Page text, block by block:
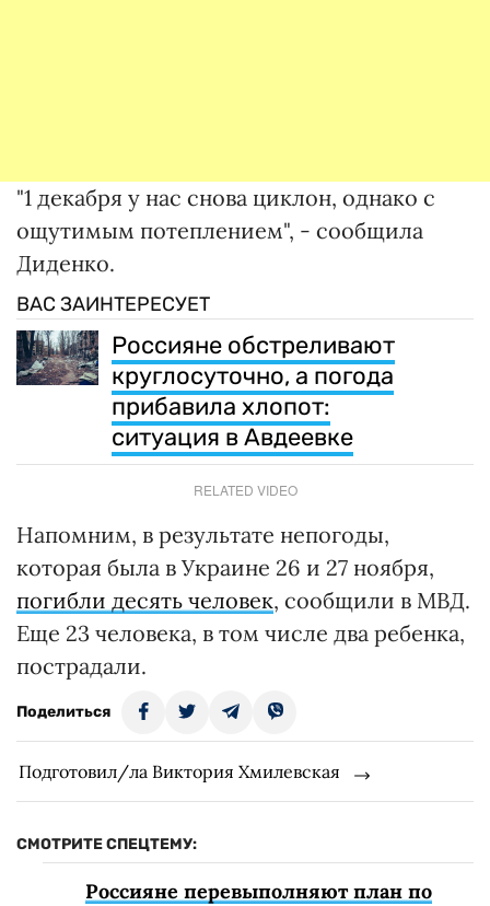
"1 декабря у нас снова циклон, однако с
ощутимым потеплением", - сообщила
Диденко.
ВАС ЗАИНТЕРЕСУЕТ
Россияне обстреливают
круглосуточно, а погода
прибавила хлопот:
ситуация в Авдеевке
RELATED VIDEO
Напомним, в результате непогоды,
которая была в Украине 26 и 27 ноября,
погибли десять человек, сообщили в МВД.
Еще 23 человека, в том числе два ребенка,
пострадали.
Поделиться
Подготовил/ла Виктория Хмилевская
СМОТРИТЕ СПЕЦТЕМУ:
Россияне перевыполняют план по